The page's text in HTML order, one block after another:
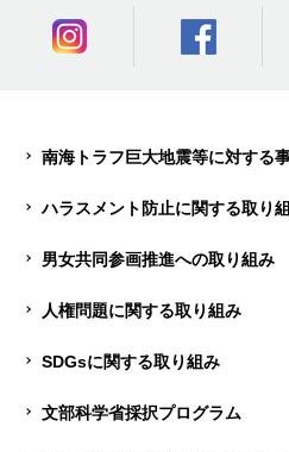
南海トラフ巨大地震等に対する
ハラスメント防止に関する取り
男女共同参画推進への取り組み
人権問題に関する取り組み
SDGsに関する取り組み
文部科学省採択プログラム